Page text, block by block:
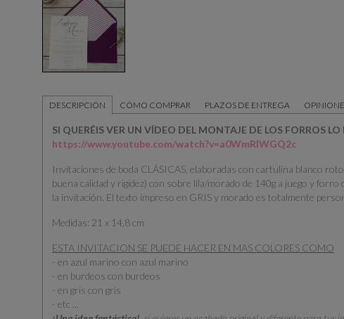
DESCRIPCIÓN CÓMO COMPRAR PLAZOS DE ENTREGA
SI QUERÉIS VER UN VÍDEO DEL MONTAJE DE LOS FORROS
https://www.youtube.com/watch?v=a0WmRIWGQ2c
Invitaciones de boda CLÁSICAS, elaboradas con cartulina blanco
buena calidad y rigidez) con sobre lila/morado de 140g a juego y forro
la invitación. El texto impreso en GRIS y morado es totalmente
Medidas: 21 x 14,8 cm
ESTA INVITACION SE PUEDE HACER EN MAS COLORES COMO
- en azul marino con azul marino
- en burdeos con burdeos
- en gris con gris
- etc ...